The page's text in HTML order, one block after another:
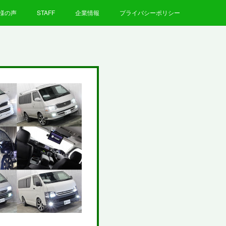
の声 STAFF 企業情報 プライバシーポリシー